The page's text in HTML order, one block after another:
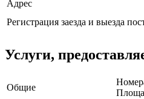
Адрес
Регистрация заезда и выезда
Услуги,
Общие